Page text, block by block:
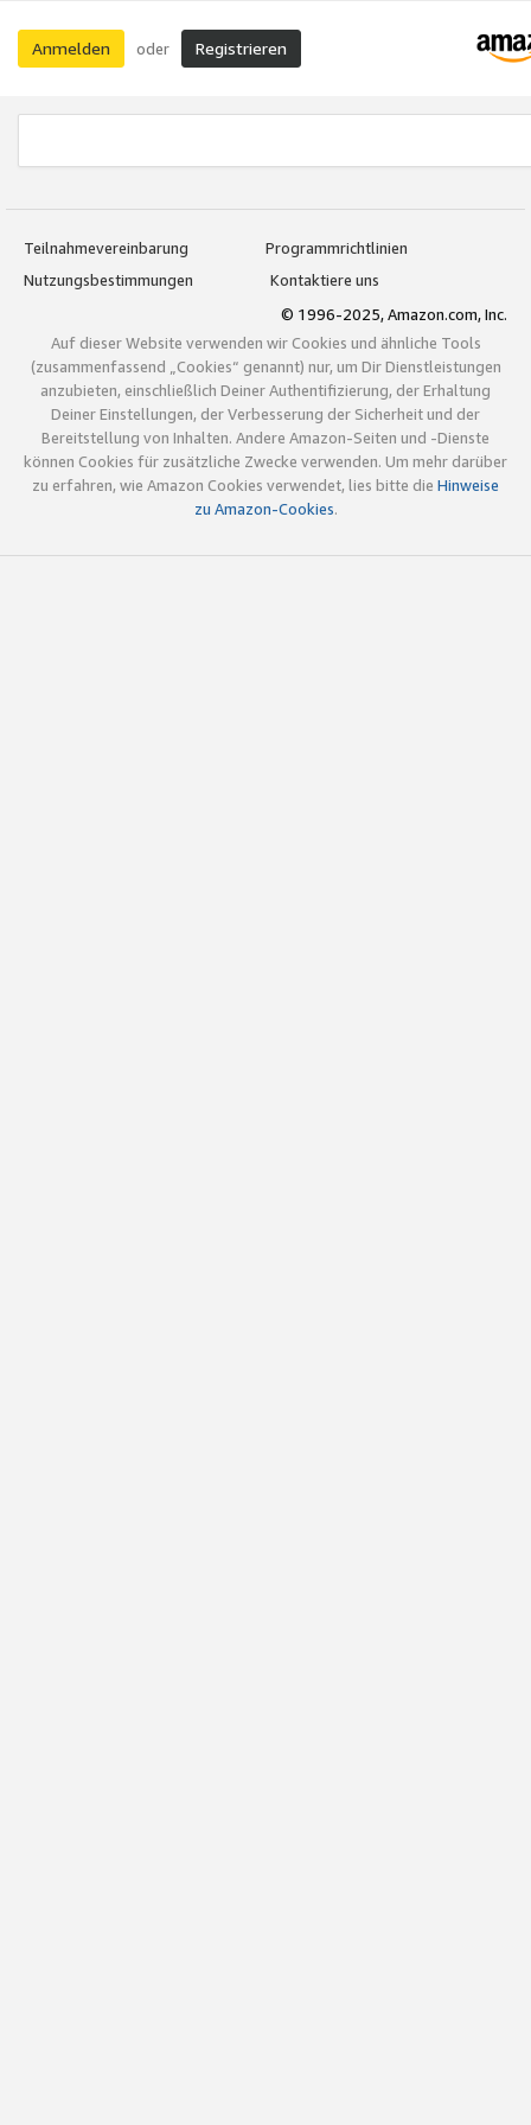
Anmelden oder Registrieren
Teilnahmevereinbarung
Programmrichtlinien
Nutzungsbestimmungen
Kontaktiere uns
© 1996-2025, Amazon.com, Inc.
Auf dieser Website verwenden wir Cookies und ähnliche Tools
(zusammenfassend „Cookies“ genannt) nur, um Dir Dienstleistungen
anzubieten, einschließlich Deiner Authentifizierung, der Erhaltung
Deiner Einstellungen, der Verbesserung der Sicherheit und der
Bereitstellung von Inhalten. Andere Amazon-Seiten und -Dienste
können Cookies für zusätzliche Zwecke verwenden. Um mehr darüber
zu erfahren, wie Amazon Cookies verwendet, lies bitte die Hinweise
zu Amazon-Cookies.